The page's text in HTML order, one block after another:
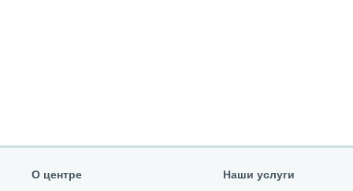
О центре Наши услуги